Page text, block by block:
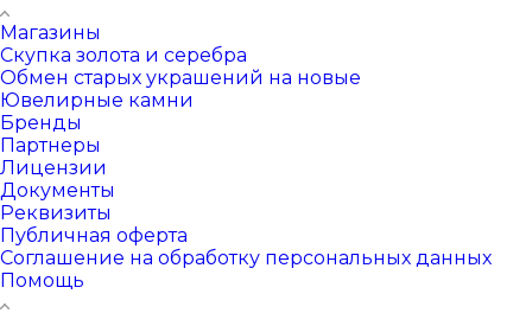
Магазины
Скупка золота и серебра
Обмен старых украшений на новые
Ювелирные камни
Бренды
Партнеры
Лицензии
Документы
Реквизиты
Публичная оферта
Соглашение на обработку персональных данных
Помощь